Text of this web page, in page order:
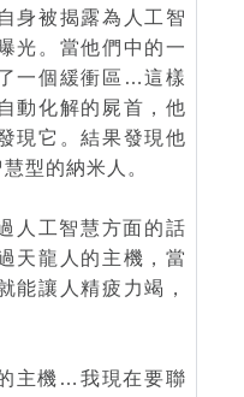
身被揭露為人工智
光。當他們中的一
一個緩衝區…這樣
動化解的屍首，他
現它。結果發現他
型的納米人。
人工智慧方面的話
天龍人的主機，當
能讓人精疲力竭，
主機…我現在要聯